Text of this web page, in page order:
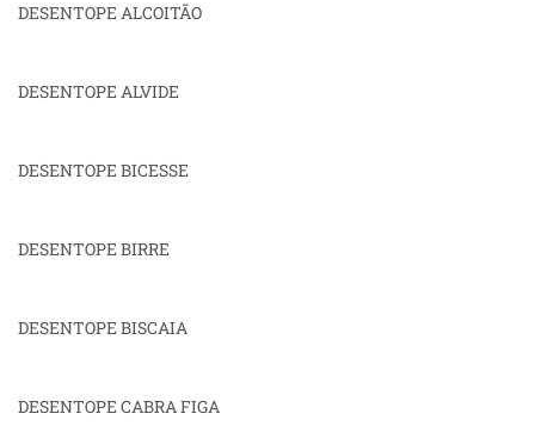
DESENTOPE ALCOITÃO
DESENTOPE ALVIDE
DESENTOPE BICESSE
DESENTOPE BIRRE
DESENTOPE BISCAIA
DESENTOPE CABRA FIGA